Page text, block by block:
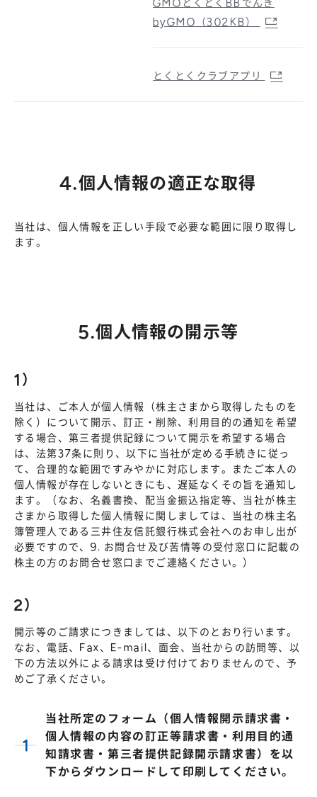
GMOとくとくBBでんき
byGMO（302KB）
とくとくクラブアプリ
4.個人情報の適正な取得
当社は、個人情報を正しい手段で必要な範囲に限り取得し
ます。
5.個人情報の開示等
1）
当社は、ご本人が個人情報（株主さまから取得したものを
除く）について開示、訂正・削除、利用目的の通知を希望
する場合、第三者提供記録について開示を希望する場合
は、法第37条に則り、以下に当社が定める手続きに従っ
て、合理的な範囲ですみやかに対応します。またご本人の
個人情報が存在しないときにも、遅延なくその旨を通知し
ます。（なお、名義書換、配当金振込指定等、当社が株主
さまから取得した個人情報に関しましては、当社の株主名
簿管理人である三井住友信託銀行株式会社へのお申し出が
必要ですので、9. お問合せ及び苦情等の受付窓口に記載の
株主の方のお問合せ窓口までご連絡ください。）
2）
開示等のご請求につきましては、以下のとおり行います。
なお、電話、Fax、E-mail、面会、当社からの訪問等、以
下の方法以外による請求は受け付けておりませんので、予
めご了承ください。
当社所定のフォーム（個人情報開示請求書・
個人情報の内容の訂正等請求書・利用目的通
知請求書・第三者提供記録開示請求書）を以
下からダウンロードして印刷してください。